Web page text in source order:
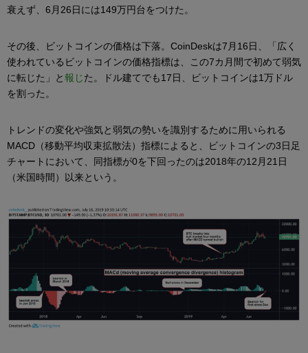
衰えず、6月26日には149万円台をつけた。
その後、ビットコインの価格は下落。CoinDeskは7月16日、「広く
使われているビットコインの価格指標は、この7カ月間で初めて弱気
に転じた」と報じた。ドル建てでも17日、ビットコインは1万ドル
を割った。
トレンドの変化や強気と弱気の勢いを識別するために用いられる
MACD（移動平均収束拡散法）指標によると、ビットコインの3日足
チャートにおいて、同指標が0を下回ったのは2018年の12月21日
（米国時間）以来という。